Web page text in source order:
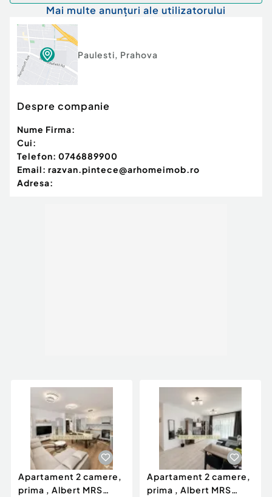
Mai multe anunțuri ale utilizatorului
Paulesti, Prahova
Despre companie
Nume Firma:
Cui:
Telefon: 0746889900
Email: razvan.pintece@arhomeimob.ro
Adresa:
Apartament 2 camere,
prima , Albert MRS
Apartament 2 camere,
prima , Albert MRS